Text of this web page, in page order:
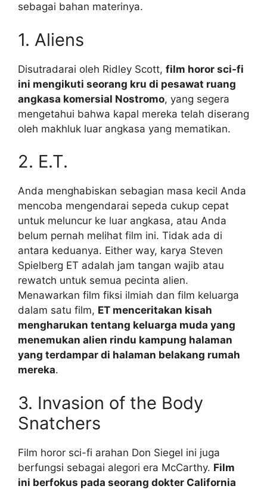
sebagai bahan materinya.
1. Aliens
Disutradarai oleh Ridley Scott, film horor sci-fi
ini mengikuti seorang kru di pesawat ruang
angkasa komersial Nostromo, yang segera
mengetahui bahwa kapal mereka telah diserang
oleh makhluk luar angkasa yang mematikan.
2. E.T.
Anda menghabiskan sebagian masa kecil Anda
mencoba mengendarai sepeda cukup cepat
untuk meluncur ke luar angkasa, atau Anda
belum pernah melihat film ini. Tidak ada di
antara keduanya. Either way, karya Steven
Spielberg ET adalah jam tangan wajib atau
rewatch untuk semua pecinta alien.
Menawarkan film fiksi ilmiah dan film keluarga
dalam satu film, ET menceritakan kisah
mengharukan tentang keluarga muda yang
menemukan alien rindu kampung halaman
yang terdampar di halaman belakang rumah
mereka.
3. Invasion of the Body
Snatchers
Film horor sci-fi arahan Don Siegel ini juga
berfungsi sebagai alegori era McCarthy. Film
ini berfokus pada seorang dokter California